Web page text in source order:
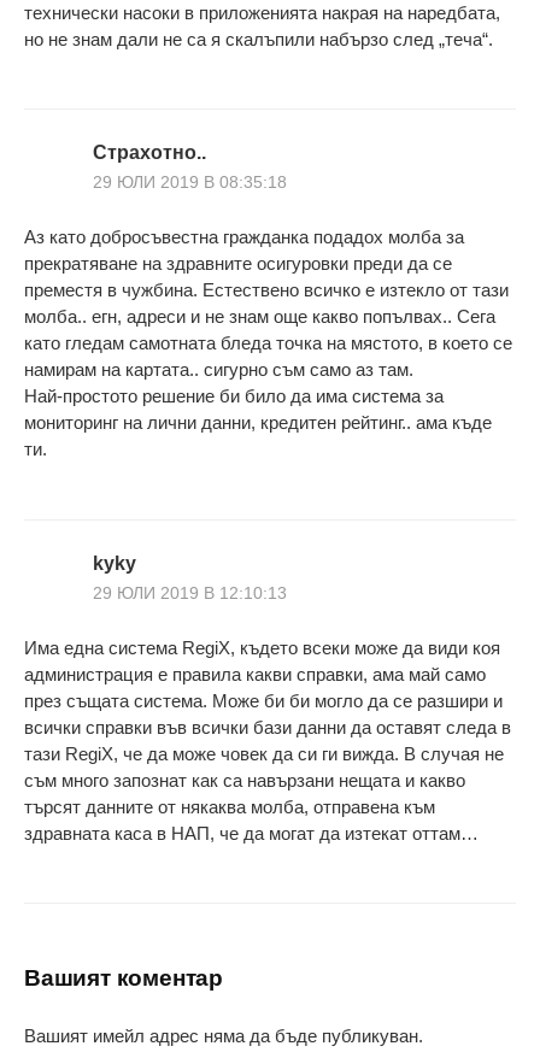
технически насоки в приложенията накрая на наредбата,
но не знам дали не са я скалъпили набързо след „теча“.
Страхотно..
29 ЮЛИ 2019 В 08:35:18
Аз като добросъвестна гражданка подадох молба за
прекратяване на здравните осигуровки преди да се
преместя в чужбина. Естествено всичко е изтекло от тази
молба.. егн, адреси и не знам още какво попълвах.. Сега
като гледам самотната бледа точка на мястото, в което се
намирам на картата.. сигурно съм само аз там.
Най-простото решение би било да има система за
мониторинг на лични данни, кредитен рейтинг.. ама къде
ти.
kyky
29 ЮЛИ 2019 В 12:10:13
Има една система RegiX, където всеки може да види коя
администрация е правила какви справки, ама май само
през същата система. Може би би могло да се разшири и
всички справки във всички бази данни да оставят следа в
тази RegiX, че да може човек да си ги вижда. В случая не
съм много запознат как са навързани нещата и какво
търсят данните от някаква молба, отправена към
здравната каса в НАП, че да могат да изтекат оттам…
Вашият коментар
Вашият имейл адрес няма да бъде публикуван.